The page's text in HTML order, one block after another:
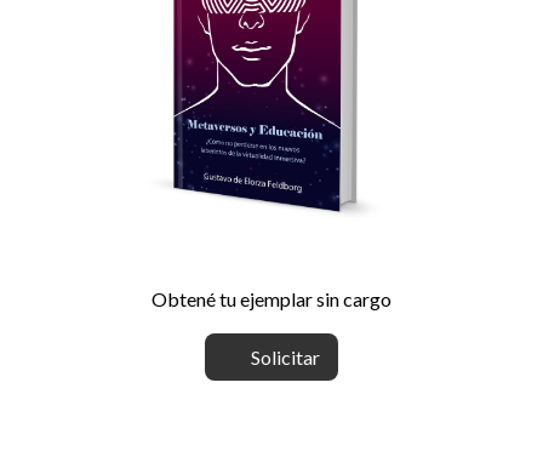
Obtené tu ejemplar sin cargo
Solicitar